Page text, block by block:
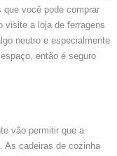
que você pode comprar
visite a loja de ferragens
neutro e especialmente
então é seguro
vão permitir que a
As cadeiras de cozinha